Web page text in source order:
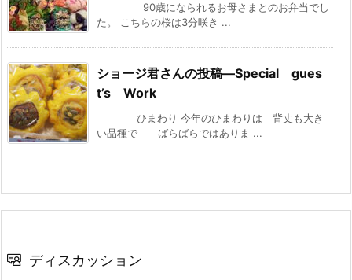
90歳になられるお母さまとのお弁当でし
た。 こちらの桜は3分咲き ...
ショージ君さんの投稿—Special gues
t’s Work
ひまわり 今年のひまわりは 背丈も大き
い品種で ばらばらではありま ...
ディスカッション